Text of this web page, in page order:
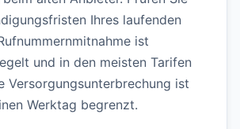
Ihres laufenden
ist
und in den meisten Tarifen
Versorgungsunterbrechung ist
Werktag begrenzt.